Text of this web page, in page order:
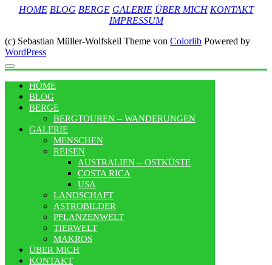
HOME BLOG BERGE GALERIE ÜBER MICH KONTAKT
IMPRESSUM
(c) Sebastian Müller-Wolfskeil Theme von Colorlib Powered by
WordPress
HOME
BLOG
BERGE
BERGTOUREN – WANDERUNGEN
GALERIE
MENSCHEN
REISEN
AUSTRALIEN – OSTKÜSTE
COSTA RICA
USA
LANDSCHAFT
ASTROBILDER
PFLANZENWELT
TIERWELT
MAKROS
ÜBER MICH
KONTAKT